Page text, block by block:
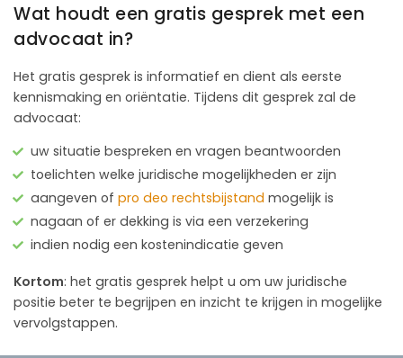
Wat houdt een gratis gesprek met een
advocaat in?
Het gratis gesprek is informatief en dient als eerste
kennismaking en oriëntatie. Tijdens dit gesprek zal de
advocaat:
uw situatie bespreken en vragen beantwoorden
toelichten welke juridische mogelijkheden er zijn
aangeven of pro deo rechtsbijstand mogelijk is
nagaan of er dekking is via een verzekering
indien nodig een kostenindicatie geven
Kortom: het gratis gesprek helpt u om uw juridische
positie beter te begrijpen en inzicht te krijgen in mogelijke
vervolgstappen.